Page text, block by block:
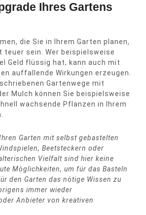
Ihres Gartens
die Sie in Ihrem Garten planen,
teuer sein. Wer beispielsweise
Geld flüssig hat, kann auch mit
auffallende Wirkungen erzeugen.
Gartenwege mit
Mulch können Sie beispielsweise
wachsende Pflanzen in Ihrem
Garten mit selbst gebastelten
Beetsteckern oder
Vielfalt sind hier keine
Möglichkeiten, um für das Basteln
den Garten das nötige Wissen zu
immer wieder
Anbieter von kreativen